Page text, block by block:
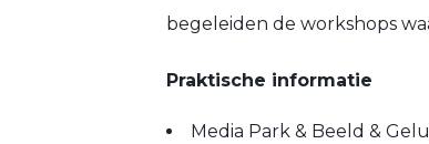
begeleiden de workshops
Praktische informatie
Media Park & Beeld &